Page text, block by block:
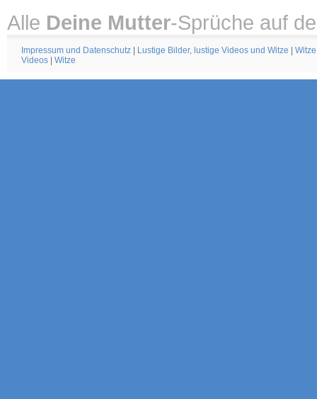
Alle Deine Mutter-Sprüche auf
Impressum und Datenschutz Lustige Bilder, lustige Videos und Witze Witze
Videos
Witze